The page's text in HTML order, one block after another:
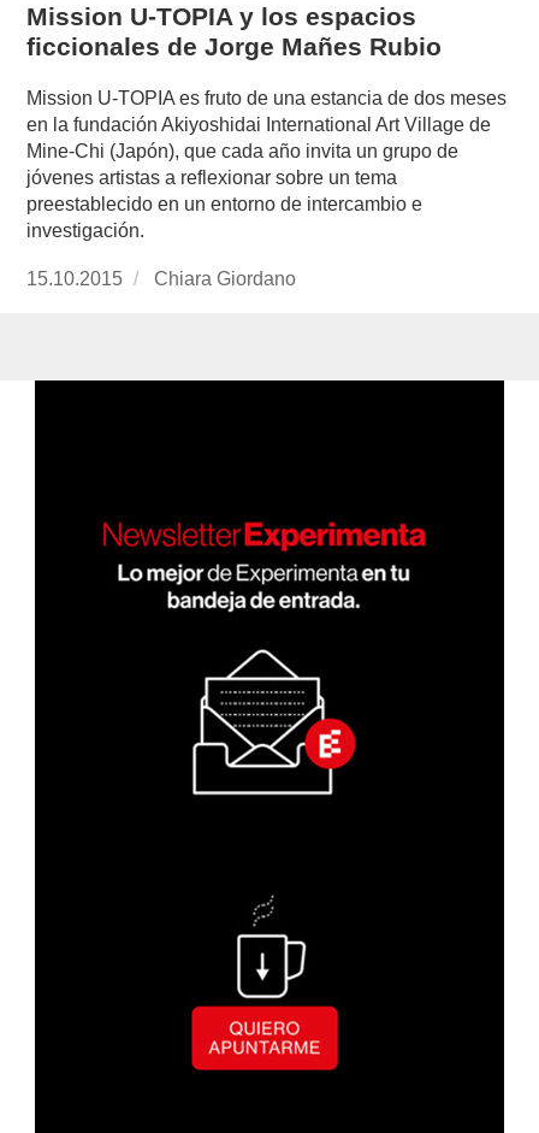
Mission U-TOPIA y los espacios
ficcionales de Jorge Mañes Rubio
Mission U-TOPIA es fruto de una estancia de dos meses
en la fundación Akiyoshidai International Art Village de
Mine-Chi (Japón), que cada año invita un grupo de
jóvenes artistas a reflexionar sobre un tema
preestablecido en un entorno de intercambio e
investigación.
Publicado
15.10.2015
https://www.experimenta.es/author/chiara-
Chiara Giordano